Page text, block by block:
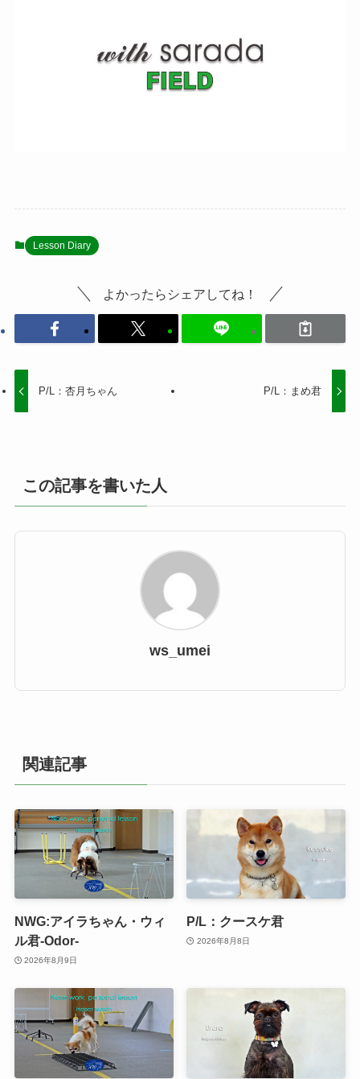
Lesson Diary
よかったらシェアしてね！
P/L：杏月ちゃん P/L：まめ君
この記事を書いた人
ws_umei
関連記事
NWG:アイラちゃん・ウィ
ル君-Odor-
2026年8月9日
P/L：クースケ君
2026年8月8日